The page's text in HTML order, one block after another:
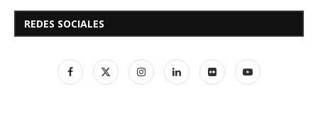
REDES SOCIALES